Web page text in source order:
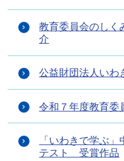
教育委員会のしく
介
公益財団法人いわ
令和７年度教育委
「いわきで学ぶ
テスト 受賞作品